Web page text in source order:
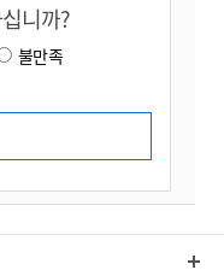
니까?
불만족